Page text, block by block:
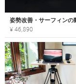
¥ 46,890